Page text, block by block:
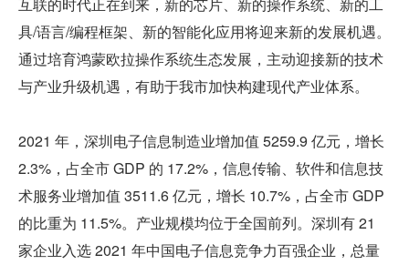
具/语言/编程框架、新的智能化应用将迎来新的发展机遇。
通过培育鸿蒙欧拉操作系统生态发展，主动迎接新的技术
与产业升级机遇，有助于我市加快构建现代产业体系。
2021 年，深圳电子信息制造业增加值 5259.9 亿元，增长
2.3%，占全市 GDP 的 17.2%，信息传输、软件和信息技
术服务业增加值 3511.6 亿元，增长 10.7%，占全市 GDP
的比重为 11.5%。产业规模均位于全国前列。深圳有 21
家企业入选 2021 年中国电子信息竞争力百强企业，总量